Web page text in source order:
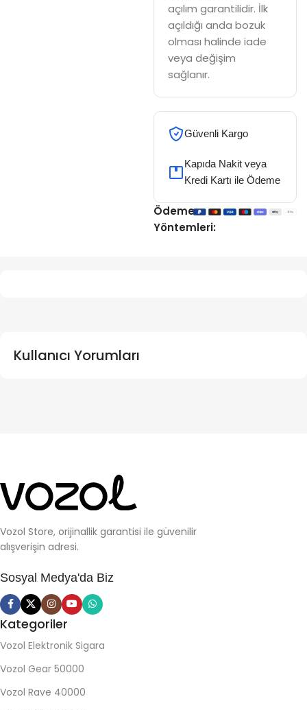
açılım garantilidir. İlk
açıldığı anda bozuk
olması halinde iade
veya değişim
sağlanır.
Güvenli Kargo
Kapıda Nakit veya
Kredi Kartı ile Ödeme
Ödeme
Yöntemleri:
Kullanıcı Yorumları
Vozol Store, orijinallik garantisi ile güvenilir
alışverişin adresi.
Sosyal Medya'da Biz
Kategoriler
Vozol Elektronik Sigara
Vozol Gear 50000
Vozol Rave 40000